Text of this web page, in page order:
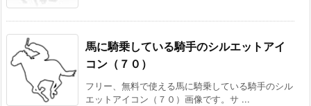
馬に騎乗している騎手のシルエットアイ
コン（７０）
フリー、無料で使える馬に騎乗している騎手のシル
エットアイコン（７０）画像です。サ ...